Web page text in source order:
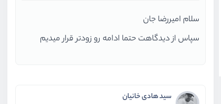
سلام امیررضا جان
سپاس از دیدگاهت حتما ادامه رو زودتر قرار میدیم
سید هادی خانیان